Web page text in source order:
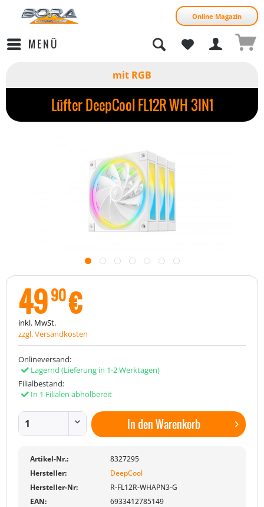
Online Magazin
MENÜ
mit RGB
Lüfter DeepCool FL12R WH 3IN1
4990€
inkl. MwSt.
zzgl. Versandkosten
Onlineversand:
Lagernd (Lieferung in 1-2 Werktagen)
Filialbestand:
In 1 Filialen abholbereit
In denWarenkorb
Artikel-Nr.:
8327295
Hersteller:
DeepCool
Hersteller-Nr:
R-FL12R-WHAPN3-G
EAN:
6933412785149